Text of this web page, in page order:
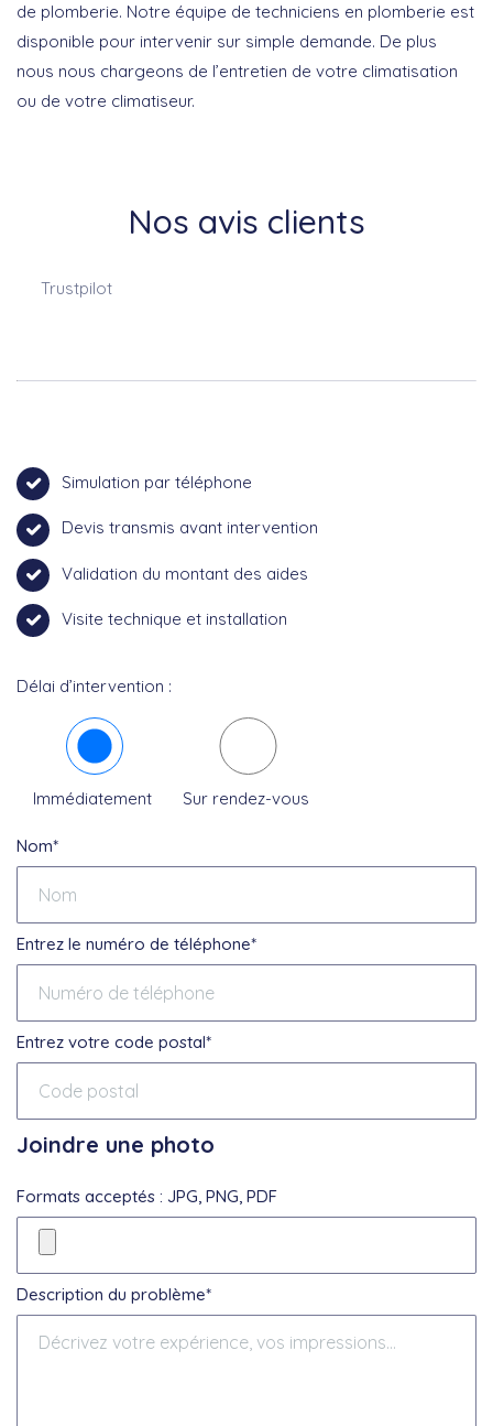
de plomberie. Notre équipe de techniciens en plomberie est
disponible pour intervenir sur simple demande. De plus
nous nous chargeons de l’entretien de votre climatisation
ou de votre climatiseur.
Nos avis clients
Trustpilot
Simulation par téléphone
Devis transmis avant intervention
Validation du montant des aides
Visite technique et installation
Délai d’intervention :
Immédiatement Sur rendez-vous
Nom*
Entrez le numéro de téléphone*
Entrez votre code postal*
Joindre une photo
Formats acceptés : JPG, PNG, PDF
Description du problème*